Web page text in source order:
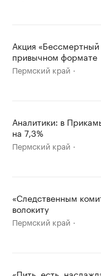
Акция
привычном формате
Пермский край
Аналитики: в
на 7,3%
Пермский край
«Следственным
волокиту
Пермский край